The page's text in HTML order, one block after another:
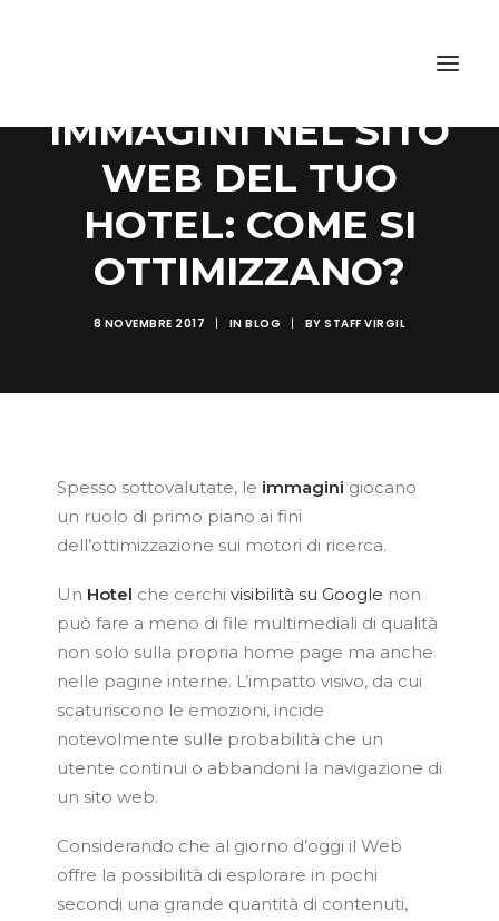
IMMAGINI NEL SITO
WEB DEL TUO
HOTEL: COME SI
OTTIMIZZANO?
8 NOVEMBRE 2017 | INBLOG | BYSTAFF VIRGIL
Spesso sottovalutate, le immagini giocano
un ruolo di primo piano ai fini
dell’ottimizzazione sui motori di ricerca.
Un Hotel che cerchi visibilità su Google non
può fare a meno di file multimediali di qualità
non solo sulla propria home page ma anche
nelle pagine interne. L’impatto visivo, da cui
scaturiscono le emozioni, incide
notevolmente sulle probabilità che un
utente continui o abbandoni la navigazione di
un sito web.
Considerando che al giorno d’oggi il Web
offre la possibilità di esplorare in pochi
secondi una grande quantità di contenuti,